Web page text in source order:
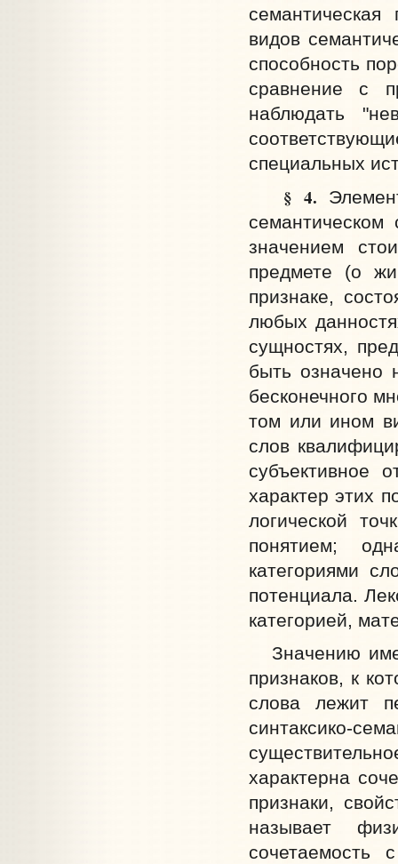
семантическая
видов
способность
сравнение с
наблюдать
специальных
§ 4.
семантическом
значением
предмете (о
признаке,
любых
сущностях,
быть означено
бесконечного
том или ином
слов
субъективное
характер этих
логической
понятием;
категориями
потенциала.
категорией,
Значению
признаков, к
слова лежит
синтаксико-
характерна
признаки,
называет
сочетаемость